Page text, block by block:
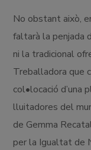
No obstant això,
faltarà la penjada
ni la tradicional
Treballadora que
col•locació d’una
lluitadores del
de Gemma
per la Igualtat de